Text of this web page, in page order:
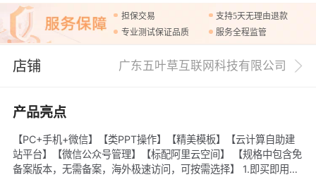
地址：http://aliyun.wuyecao.net/xinmuban.html（复制访问）
担保交易
支持5天无理由退款
专业测试保证品质
服务全程监管
店铺 广东五叶草互联网科技有限公司
产品亮点
【PC+手机+微信】【类PPT操作】【精美模板】【云计算自助建
站平台】【微信公众号管理】【标配阿里云空间】 【规格中包含免
备案版本，无需备案，海外极速访问，可按需选择】 1.即买即用，